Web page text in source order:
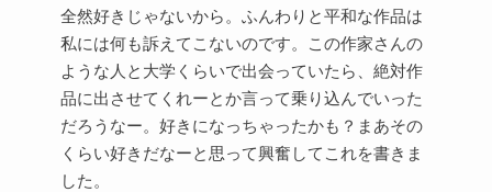
全然好きじゃないから。ふんわりと平和な作品は
私には何も訴えてこないのです。この作家さんの
ような人と大学くらいで出会っていたら、絶対作
品に出させてくれーとか言って乗り込んでいった
だろうなー。好きになっちゃったかも？まあその
くらい好きだなーと思って興奮してこれを書きま
した。